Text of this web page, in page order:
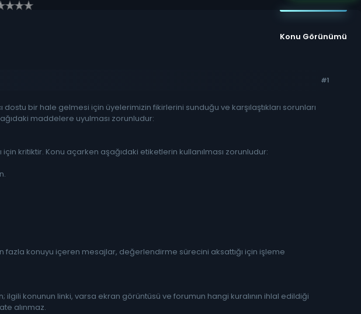
Konu Görünümü
#1
bir hale gelmesi için üyelerimizin fikirlerini sunduğu ve karşılaştıkları sorunları
maddelere uyulması zorunludur:
için kritiktir. Konu açarken aşağıdaki etiketlerin kullanılması zorunludur:
fazla konuyu içeren mesajlar, değerlendirme sürecini aksattığı için işleme
konunun linki, varsa ekran görüntüsü ve forumun hangi kuralının ihlal edildiği
alınmaz.